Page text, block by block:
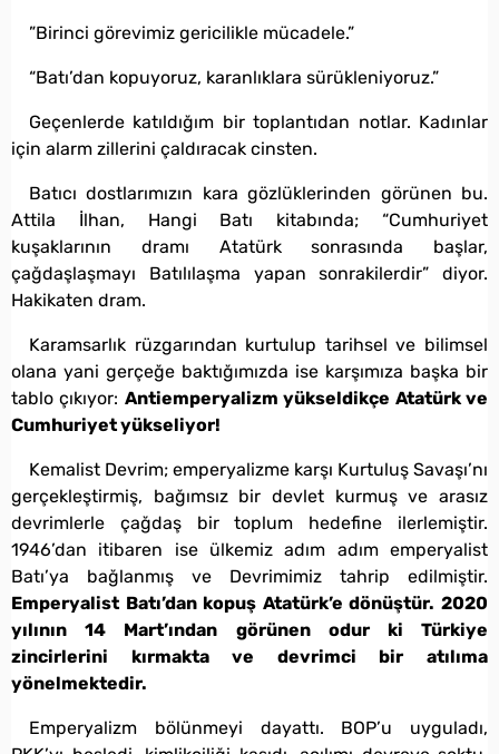
”Birinci görevimiz gericilikle mücadele.”
“Batı’dan kopuyoruz, karanlıklara sürükleniyoruz.”
Geçenlerde katıldığım bir toplantıdan notlar. Kadınlar
için alarm zillerini çaldıracak cinsten.
Batıcı dostlarımızın kara gözlüklerinden görünen bu.
Attila İlhan, Hangi Batı kitabında; “Cumhuriyet
kuşaklarının dramı Atatürk sonrasında başlar,
çağdaşlaşmayı Batılılaşma yapan sonrakilerdir” diyor.
Hakikaten dram.
Karamsarlık rüzgarından kurtulup tarihsel ve bilimsel
olana yani gerçeğe baktığımızda ise karşımıza başka bir
tablo çıkıyor: Antiemperyalizm yükseldikçe Atatürk ve
Cumhuriyet yükseliyor!
Kemalist Devrim; emperyalizme karşı Kurtuluş Savaşı’nı
gerçekleştirmiş, bağımsız bir devlet kurmuş ve arasız
devrimlerle çağdaş bir toplum hedefine ilerlemiştir.
1946’dan itibaren ise ülkemiz adım adım emperyalist
Batı’ya bağlanmış ve Devrimimiz tahrip edilmiştir.
Emperyalist Batı’dan kopuş Atatürk’e dönüştür. 2020
yılının 14 Mart’ından görünen odur ki Türkiye
zincirlerini kırmakta ve devrimci bir atılıma
yönelmektedir.
Emperyalizm bölünmeyi dayattı. BOP’u uyguladı,